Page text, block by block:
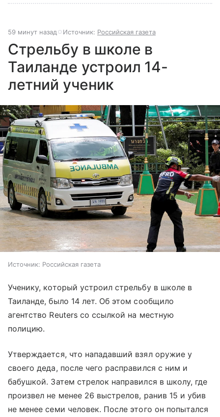
59 минут назад Источник: Российская газета
Стрельбу в школе в
Таиланде устроил 14-
летний ученик
Источник: Российская газета
Ученику, который устроил стрельбу в школе в
Таиланде, было 14 лет. Об этом сообщило
агентство Reuters со ссылкой на местную
полицию.
Утверждается, что нападавший взял оружие у
своего деда, после чего расправился с ним и
бабушкой. Затем стрелок направился в школу, где
произвел не менее 26 выстрелов, ранив 15 и убив
не менее семи человек. После этого он попытался